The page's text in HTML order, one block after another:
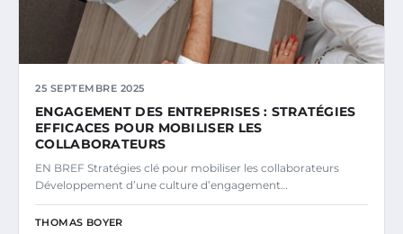
25 SEPTEMBRE 2025
ENGAGEMENT DES ENTREPRISES : STRATÉGIES
EFFICACES POUR MOBILISER LES
COLLABORATEURS
EN BREF Stratégies clé pour mobiliser les collaborateurs
Développement d’une culture d’engagement…
THOMAS BOYER